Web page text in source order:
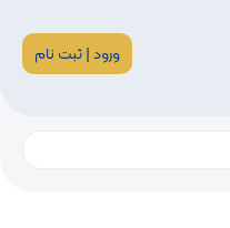
ورود | ثبت نام